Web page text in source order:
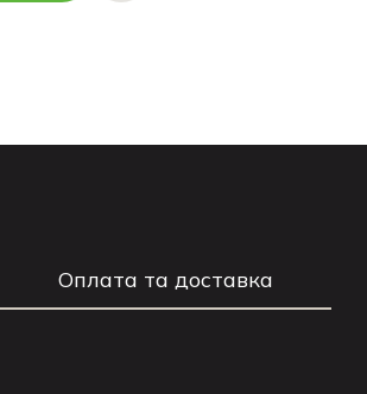
Оплата та доставка